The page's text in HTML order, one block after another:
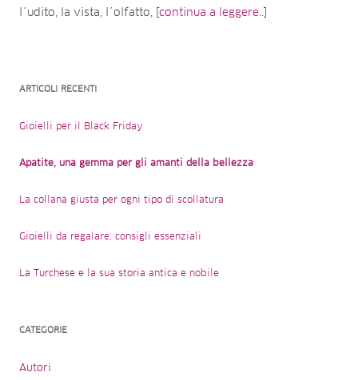
l´udito, la vista, l´olfatto,
[continua a leggere..]
ARTICOLI RECENTI
Gioielli per il Black Friday
Apatite, una gemma per gli amanti della bellezza
La collana giusta per ogni tipo di scollatura
Gioielli da regalare: consigli essenziali
La Turchese e la sua storia antica e nobile
CATEGORIE
Autori